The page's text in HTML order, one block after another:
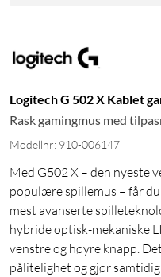
Logitech G 502 X Kablet
Rask gamingmus med
Modellnr: 910-006147
Med G502 X – den nyeste
populære spillemus – får
mest avanserte
hybride optisk-mekaniske
venstre og høyre knapp.
pålitelighet og gjør